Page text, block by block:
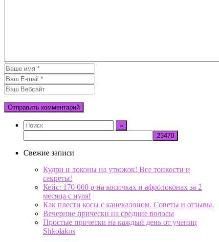
Свежие записи
Кудри и локоны на утюжок! Все тонкости и
секреты!
Кейс: 170 000 р на косичках и афролоконах за 2
месяца с нуля!
Как плести косы с канекалоном. Советы и отзывы.
Вечерние прически на средние волосы
Простые прически на каждый день от учениц
Shkolakos